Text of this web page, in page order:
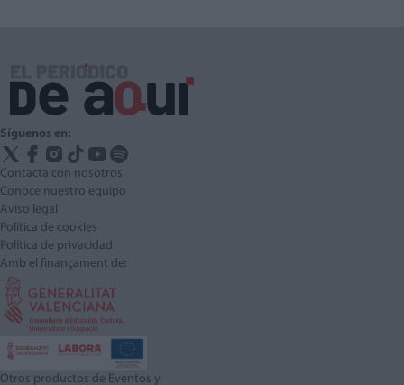
Síguenos en:
Contacta con nosotros
Conoce nuestro equipo
Aviso legal
Política de cookies
Política de privacidad
Amb el finançament de:
Otros productos de Eventos y